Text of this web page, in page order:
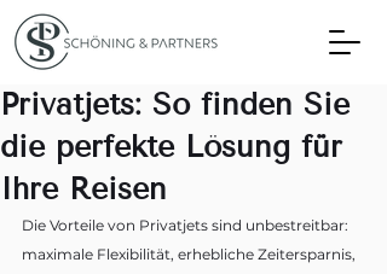
Privatjets: So finden Sie
die perfekte Lösung für
Ihre Reisen
Die Vorteile von Privatjets sind unbestreitbar:
maximale Flexibilität, erhebliche Zeitersparnis,